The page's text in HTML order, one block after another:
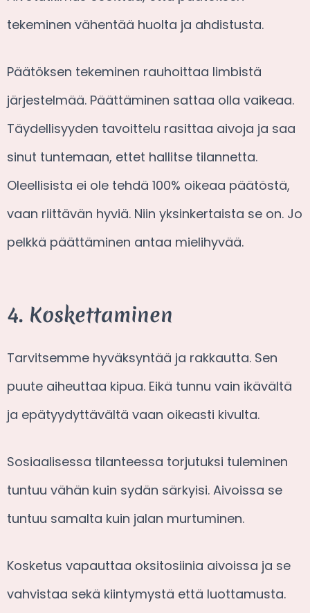
tekeminen vähentää huolta ja ahdistusta.
Päätöksen tekeminen rauhoittaa limbistä
järjestelmää. Päättäminen sattaa olla vaikeaa.
Täydellisyyden tavoittelu rasittaa aivoja ja saa
sinut tuntemaan, ettet hallitse tilannetta.
Oleellisista ei ole tehdä 100% oikeaa päätöstä,
vaan riittävän hyviä. Niin yksinkertaista se on. Jo
pelkkä päättäminen antaa mielihyvää.
4. Koskettaminen
Tarvitsemme hyväksyntää ja rakkautta. Sen
puute aiheuttaa kipua. Eikä tunnu vain ikävältä
ja epätyydyttävältä vaan oikeasti kivulta.
Sosiaalisessa tilanteessa torjutuksi tuleminen
tuntuu vähän kuin sydän särkyisi. Aivoissa se
tuntuu samalta kuin jalan murtuminen.
Kosketus vapauttaa oksitosiinia aivoissa ja se
vahvistaa sekä kiintymystä että luottamusta.